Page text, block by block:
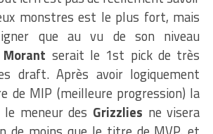
monstres est le plus fort, mais
que au vu de son niveau
Morant serait le 1st pick de très
draft. Après avoir logiquement
de MIP (meilleure progression) la
le meneur des Grizzlies ne visera